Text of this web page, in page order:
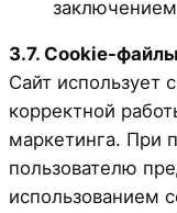
3.7. Cookie-
Сайт использует
корректной
маркетинга. При
пользователю
использованием